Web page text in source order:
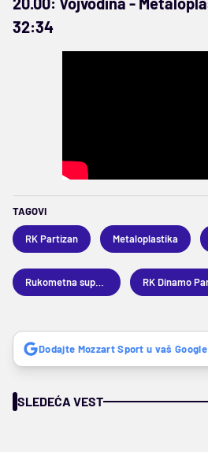
32:34
TAGOVI
RK Partizan Metaloplastika
Dodajte Mozzart Sport u vaš
SLEDEĆA VEST